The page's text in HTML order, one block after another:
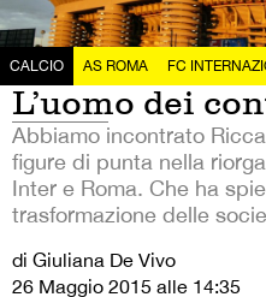
CALCIO AS ROMA FC
L’uomo dei
Abbiamo incontrato
figure di punta nella
Inter e Roma. Che ha
trasformazione delle
di Giuliana De Vivo
26 Maggio 2015 alle 14:35